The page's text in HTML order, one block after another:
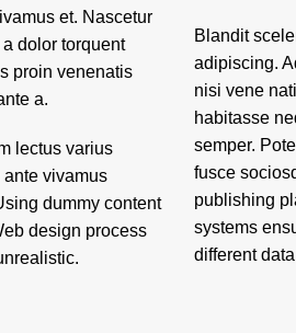
et. Nascetur
dolor torquent
proin venenatis
a.
lectus varius
vivamus
dummy content
design process
Blandit
adipiscing.
nisi vene
habitasse
semper.
fusce
publishing
systems
different